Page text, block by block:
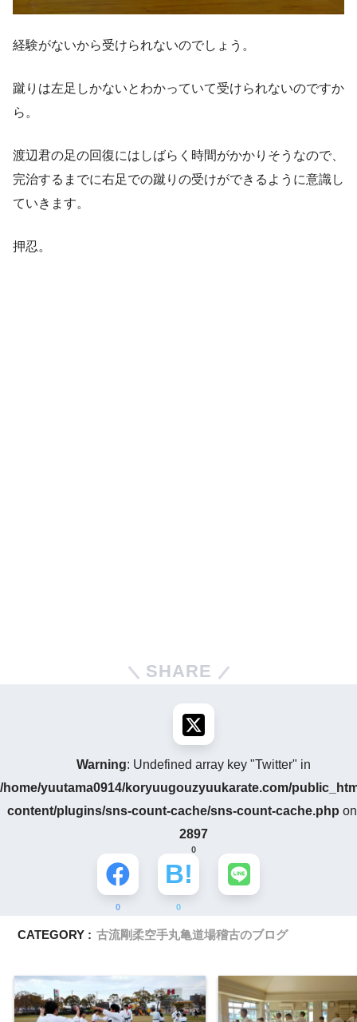
経験がないから受けられないのでしょう。
蹴りは左足しかないとわかっていて受けられないのですか
ら。
渡辺君の足の回復にはしばらく時間がかかりそうなので、
完治するまでに右足での蹴りの受けができるように意識し
ていきます。
押忍。
SHARE
Warning: Undefined array key "Twitter" in
/home/yuutama0914/koryuugouzyuukarate.com/
content/plugins/sns-count-cache/sns-count-cache.php
2897
0
0 0
CATEGORY : 古流剛柔空手丸亀道場稽古のブログ